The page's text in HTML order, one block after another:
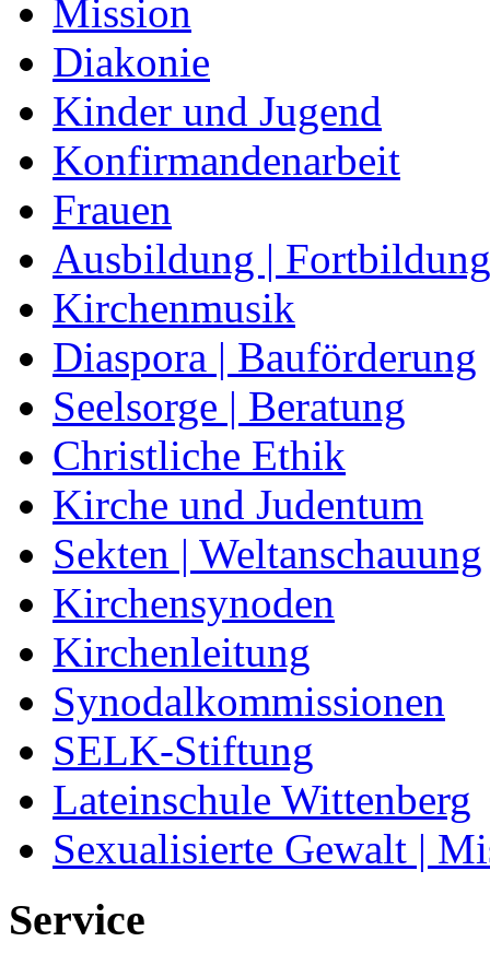
Mission
Diakonie
Kinder und Jugend
Konfirmandenarbeit
Frauen
Ausbildung | Fortbildung
Kirchenmusik
Diaspora | Bauförderung
Seelsorge | Beratung
Christliche Ethik
Kirche und Judentum
Sekten | Weltanschauung
Kirchensynoden
Kirchenleitung
Synodalkommissionen
SELK-Stiftung
Lateinschule Wittenberg
Sexualisierte Gewalt |
Service